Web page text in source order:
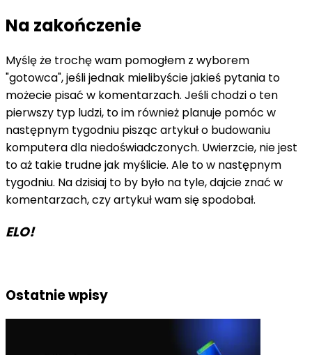
Na zakończenie
Myślę że trochę wam pomogłem z wyborem
"gotowca", jeśli jednak mielibyście jakieś pytania to
możecie pisać w komentarzach. Jeśli chodzi o ten
pierwszy typ ludzi, to im również planuje pomóc w
następnym tygodniu pisząc artykuł o budowaniu
komputera dla niedoświadczonych. Uwierzcie, nie jest
to aż takie trudne jak myślicie. Ale to w następnym
tygodniu. Na dzisiaj to by było na tyle, dajcie znać w
komentarzach, czy artykuł wam się spodobał.
ELO!
Ostatnie wpisy